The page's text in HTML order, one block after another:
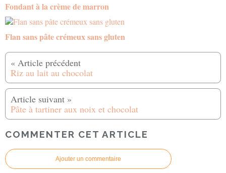
Fondant à la crème de marron
Flan sans pâte crémeux sans gluten
Riz au lait au chocolat
Pâte à tartiner aux noix et chocolat
COMMENTER CET ARTICLE
Ajouter un commentaire